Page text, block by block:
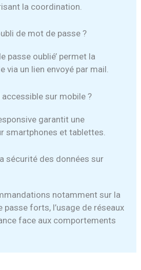
la coordination.
de mot de passe ?
passe oublié’ permet la
via un lien envoyé par mail.
sur mobile ?
garantit une
smartphones et tablettes.
sécurité des données sur
notamment sur la
forts, l’usage de réseaux
face aux comportements